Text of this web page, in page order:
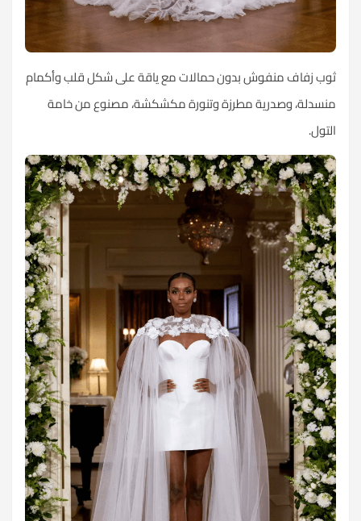
ثوب زفاف منفوش بدون حمالات مع ياقة على شكل قلب وأكمام
منسدلة، وصدرية مطرزة وتنورة مكشكشة، مصنوع من خامة
التول.